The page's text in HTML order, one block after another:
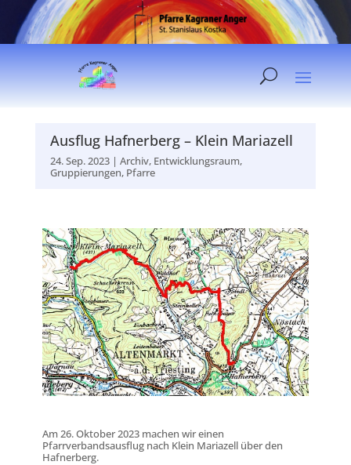
Ausflug Hafnerberg – Klein Mariazell
24. Sep. 2023 |Archiv, Entwicklungsraum,
Gruppierungen, Pfarre
Am 26. Oktober 2023 machen wir einen
Pfarrverbandsausflug nach Klein Mariazell über den
Hafnerberg.